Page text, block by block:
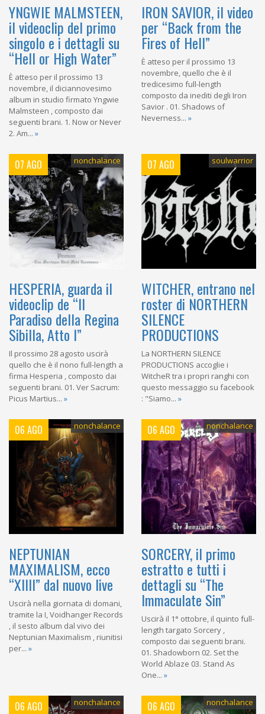
YNGWIE MALMSTEEN,
il videoclip del primo
singolo e i dettagli su
“Hell or High Water”
È atteso per il prossimo 13
novembre, il diciannovesimo
album in studio firmato Yngwie
Malmsteen , composto dai
seguenti brani. 1. Now or Never
2. Am... »
IRON SAVIOR, il video
per “Back from the
Fires of Hell”
È atteso per il prossimo 13
novembre, quello che è il
tredicesimo full-length
composto da inediti degli Iron
Savior . 01. Shadows of
Neverness... »
07 AGO nonchalance
HESPERIA, guarda il
videoclip de “Il
Paradiso della Regina
Sibilla, Atto I”
Il prossimo 28 agosto uscirà
quello che è il nono full-length a
firma Hesperia , composto dai
seguenti brani. 01. Ver Sacrum:
Picus Martius... »
07 AGO soulwarrior
WITCHER, entrano nel
roster di NORTHERN
SILENCE
PRODUCTIONS
La NORTHERN SILENCE
PRODUCTIONS accoglie i
WitcheR tra i propri ranghi con
questo messaggio su facebook
: "Siamo... »
06 AGO nonchalance
NEPTUNIAN
MAXIMALISM, ecco
“XIIII” dal nuovo live
Uscirà nella giornata di domani,
tramite la I, Voidhanger Records
, il sesto album dal vivo dei
Neptunian Maximalism , riunitisi
per... »
06 AGO nonchalance
SORCERY, il primo
estratto e tutti i
dettagli su “The
Immaculate Sin”
Uscirà il 1° ottobre, il quinto full-
length targato Sorcery ,
composto dai seguenti brani.
01. Shadowborn 02. Set the
World Ablaze 03. Stand As
One... »
06 AGO nonchalance 06 AGO nonchalance